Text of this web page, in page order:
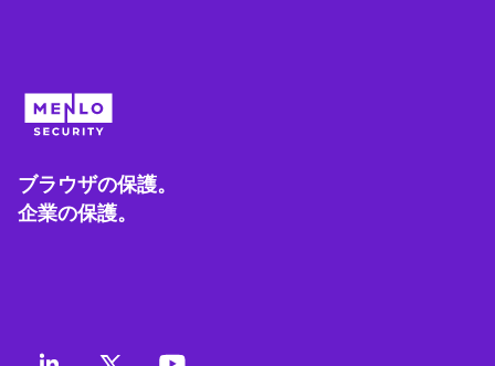
ブラウザの保護。
企業の保護。